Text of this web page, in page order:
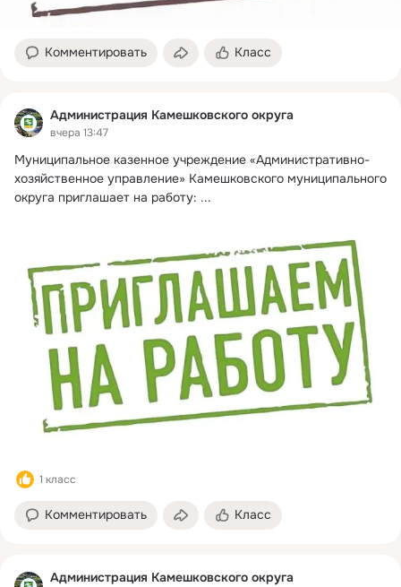
Комментировать Класс
Администрация Камешковского округа
вчера 13:47
Муниципальное казенное учреждение «Административно-
хозяйственное управление» Камешковского муниципального
округа приглашает на работу: ...
1 класс
Комментировать Класс
Администрация Камешковского округа